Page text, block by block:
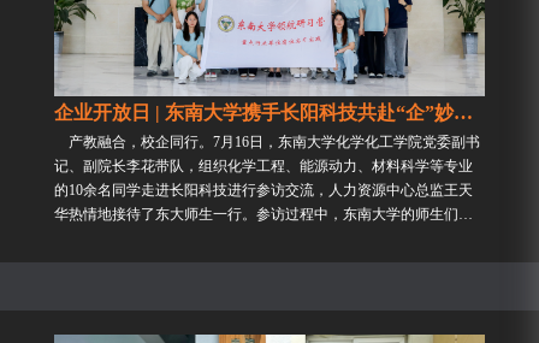
企业开放日 | 东南大学携手长阳科技共赴“企”妙之旅...
产教融合，校企同行。7月16日，东南大学化学化工学院党委副书
记、副院长李花带队，组织化学工程、能源动力、材料科学等专业
的10余名同学走进长阳科技进行参访交流，人力资源中心总监王天
华热情地接待了东大师生一行。参访过程中，东南大学的师生们先